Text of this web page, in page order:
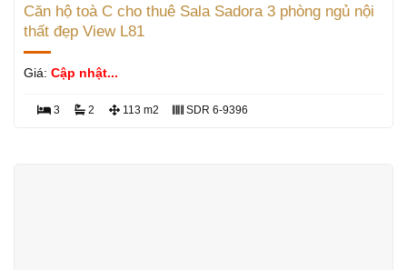
Căn hộ toà C cho thuê Sala Sadora 3 phòng ngủ nội
thất đẹp View L81
Giá: Cập nhật...
3 2 113 m2 SDR 6-9396